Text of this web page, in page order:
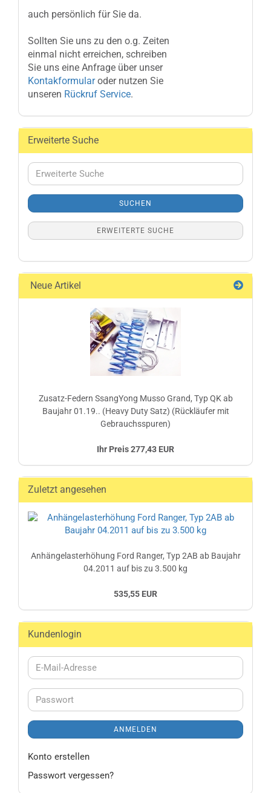
auch persönlich für Sie da.
Sollten Sie uns zu den o.g. Zeiten
einmal nicht erreichen, schreiben
Sie uns eine Anfrage über unser
Kontakformularoder nutzen Sie
unseren Rückruf Service.
Erweiterte Suche
Erweiterte
Suche
SUCHEN
ERWEITERTE SUCHE
Neue Artikel
Zusatz-Federn SsangYong Musso Grand, Typ QK ab
Baujahr 01.19.. (Heavy Duty Satz) (Rückläufer mit
Gebrauchsspuren)
Ihr Preis 277,43 EUR
Zuletzt angesehen
Anhängelasterhöhung Ford Ranger, Typ 2AB ab Baujahr
04.2011 auf bis zu 3.500 kg
535,55 EUR
Kundenlogin
E-
Mail-
Passwort
ANMELDEN
Konto erstellen
Passwort vergessen?